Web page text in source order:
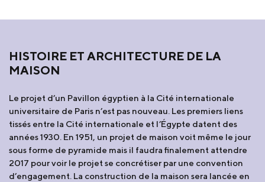
HISTOIRE ET ARCHITECTURE DE LA
MAISON
Le projet d’un Pavillon égyptien à la Cité internationale
universitaire de Paris n’est pas nouveau. Les premiers liens
tissés entre la Cité internationale et l’Égypte datent des
années 1930. En 1951, un projet de maison voit même le jour
sous forme de pyramide mais il faudra finalement attendre
2017 pour voir le projet se concrétiser par une convention
d’engagement. La construction de la maison sera lancée en